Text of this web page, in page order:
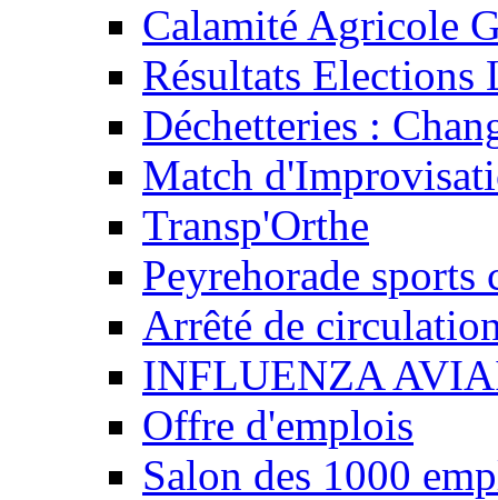
Calamité Agricole
Résultats
Déchetteries :
Match
Transp'Orthe
Peyrehorade sports
Arrêté de
INFLUENZA
Offre d'emplois
Salon des 1000